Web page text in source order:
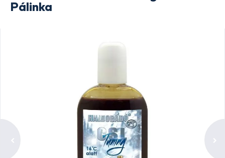
Pálinka